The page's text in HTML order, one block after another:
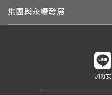
集團與永續發展
加好友